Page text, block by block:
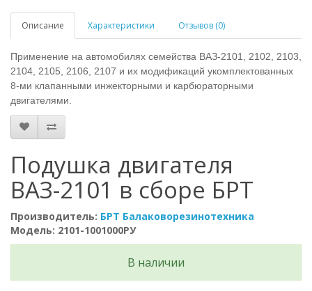
Описание Характеристики Отзывов (0)
Применение на автомобилях семейства ВАЗ-2101, 2102, 2103,
2104, 2105, 2106, 2107 и их модификаций укомплектованных
8-ми клапанными инжекторными и карбюраторными
двигателями.
Подушка двигателя
ВАЗ-2101 в сборе БРТ
Производитель: БРТ Балаковорезинотехника
Модель: 2101-1001000РУ
В наличии